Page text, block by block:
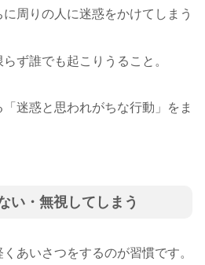
周りの人に迷惑をかけてしまう
ず誰でも起こりうること。
迷惑と思われがちな行動」をま
い・無視してしまう
あいさつをするのが習慣です。